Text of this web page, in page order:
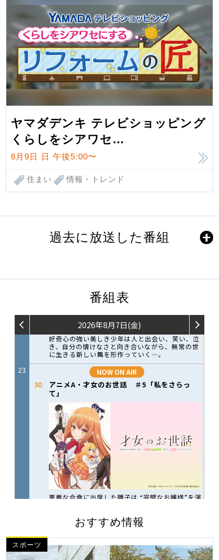
ヤマダデンキ テレビショッピング
くらしをシアワセ…
8月9日 日午後5:00〜
住まい 情報・トレンド
過去に放送した番組
番組表
おすすめ情報
スポーツ